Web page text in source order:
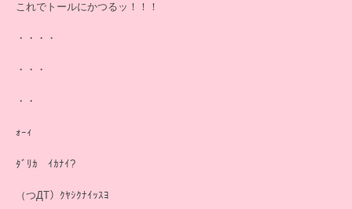
これでトールにかつるッ！！！
・・・・
・・・
・・
ｫｰｨ
ﾀﾞﾘｶ ｲｶﾅｲ?
（つДT）ｸﾔｼｸﾅｲｯｽﾖ